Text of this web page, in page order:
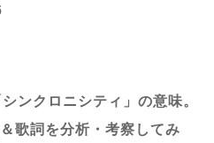
ンクロニシティ」の意味。
歌詞を分析・考察してみ